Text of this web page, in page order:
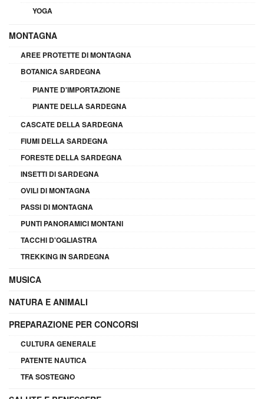
YOGA
MONTAGNA
AREE PROTETTE DI MONTAGNA
BOTANICA SARDEGNA
PIANTE D'IMPORTAZIONE
PIANTE DELLA SARDEGNA
CASCATE DELLA SARDEGNA
FIUMI DELLA SARDEGNA
FORESTE DELLA SARDEGNA
INSETTI DI SARDEGNA
OVILI DI MONTAGNA
PASSI DI MONTAGNA
PUNTI PANORAMICI MONTANI
TACCHI D'OGLIASTRA
TREKKING IN SARDEGNA
MUSICA
NATURA E ANIMALI
PREPARAZIONE PER CONCORSI
CULTURA GENERALE
PATENTE NAUTICA
TFA SOSTEGNO